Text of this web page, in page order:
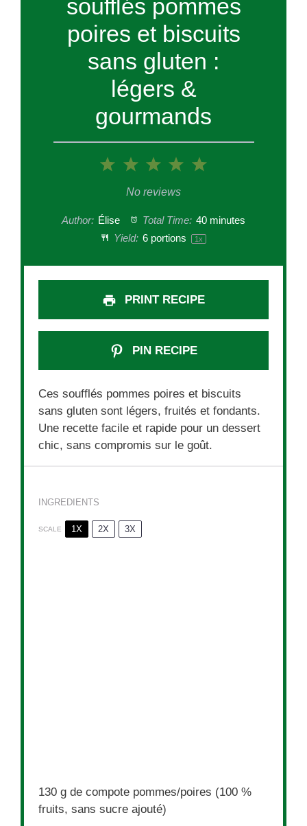
soufflés pommes
poires et biscuits
sans gluten :
légers &
gourmands
5
4
3
Stars
2
Stars
1
Star
No reviews
Author: Élise Total Time: 40 minutes
Yield: 6portions 1 x
PRINT RECIPE
PIN RECIPE
Ces soufflés pommes poires et biscuits
sans gluten sont légers, fruités et fondants.
Une recette facile et rapide pour un dessert
chic, sans compromis sur le goût.
INGREDIENTS
SCALE 1X 2X 3X
130 g de compote pommes/poires (100 %
fruits, sans sucre ajouté)